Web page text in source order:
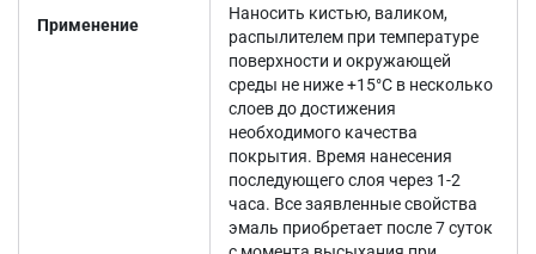
Применение
Наносить кистью, валиком,
распылителем при температуре
поверхности и окружающей
среды не ниже +15°С в несколько
слоев до достижения
необходимого качества
покрытия. Время нанесения
последующего слоя через 1-2
часа. Все заявленные свойства
эмаль приобретает после 7 суток